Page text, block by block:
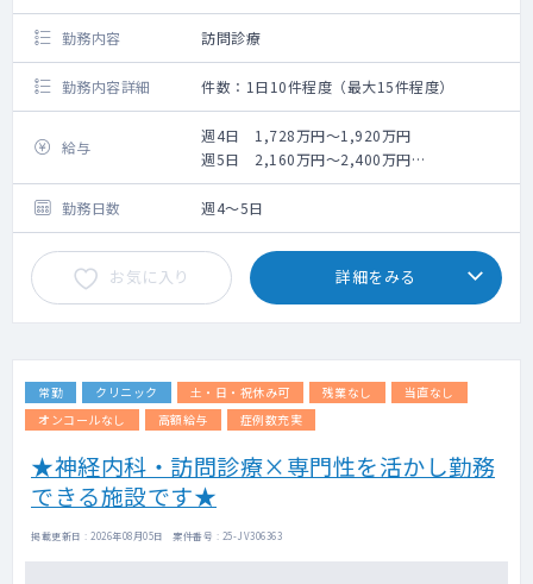
勤務内容 訪問診療
勤務内容詳細 件数：1日10件程度（最大15件程度）
給与
週4日 1,728万円～1,920万円
週5日 2,160万円～2,400万円
（経験・スキルにより決定）
勤務日数
週4～5日
お気に入り 詳細をみる
常勤 クリニック 土・日・祝休み可 残業なし
当直なし
オンコールなし
高額給与 症例数充実
★神経内科・訪問診療×専門性を活かし勤務
できる施設です★
掲載更新日 : 2026年08月05日 案件番号 : 25-JV306363